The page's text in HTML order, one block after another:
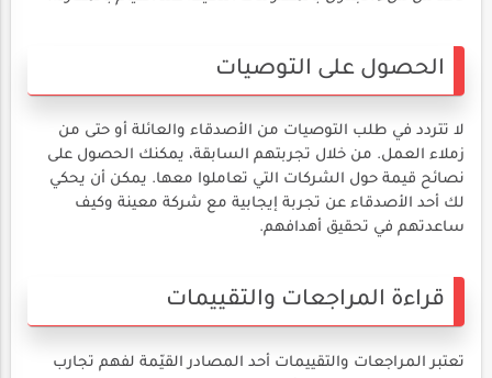
الحصول على التوصيات
لا تتردد في طلب التوصيات من الأصدقاء والعائلة أو حتى من
زملاء العمل. من خلال تجربتهم السابقة، يمكنك الحصول على
نصائح قيمة حول الشركات التي تعاملوا معها. يمكن أن يحكي
لك أحد الأصدقاء عن تجربة إيجابية مع شركة معينة وكيف
ساعدتهم في تحقيق أهدافهم.
قراءة المراجعات والتقييمات
تعتبر المراجعات والتقييمات أحد المصادر القيّمة لفهم تجارب